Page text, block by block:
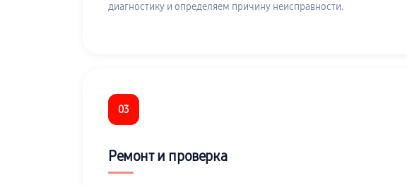
диагностику и определяем причину неисправности.
03
Ремонт и проверка